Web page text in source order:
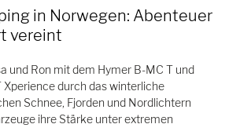
in Norwegen: Abenteuer
vereint
und Ron mit dem Hymer B-MC T und
Xperience durch das winterliche
Schnee, Fjorden und Nordlichtern
ihre Stärke unter extremen